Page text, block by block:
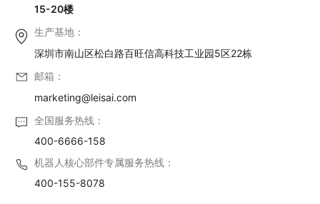
15-20楼
生产基地：
深圳市南山区松白路百旺信高科技工业园5区22栋
邮箱：
marketing@leisai.com
全国服务热线：
400-6666-158
机器人核心部件专属服务热线：
400-155-8078